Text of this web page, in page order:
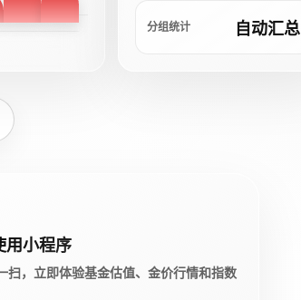
分组统计 自动汇总
用小程序
扫，立即体验基金估值、金价行情和指数